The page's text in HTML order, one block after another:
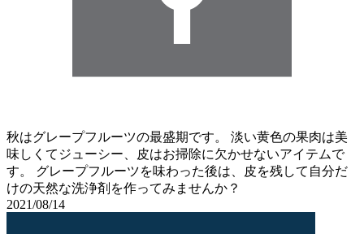
秋はグレープフルーツの最盛期です。 淡い黄色の果肉は美
味しくてジューシー、皮はお掃除に欠かせないアイテムで
す。 グレープフルーツを味わった後は、皮を残して自分だ
けの天然な洗浄剤を作ってみませんか？
2021/08/14